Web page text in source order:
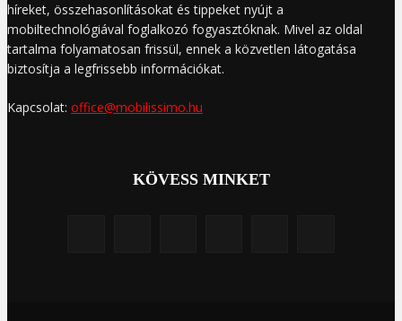
híreket, összehasonlításokat és tippeket nyújt a
mobiltechnológiával foglalkozó fogyasztóknak. Mivel az oldal
tartalma folyamatosan frissül, ennek a közvetlen látogatása
biztosítja a legfrissebb információkat.
Kapcsolat: office@mobilissimo.hu
KÖVESS MINKET